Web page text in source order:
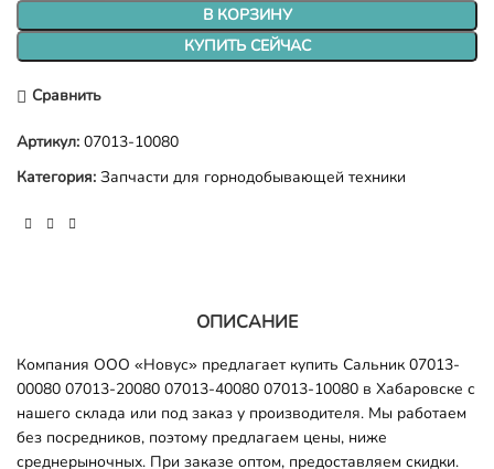
В КОРЗИНУ
КУПИТЬ СЕЙЧАС
Сравнить
Артикул: 07013-10080
Категория: Запчасти для горнодобывающей техники
ОПИСАНИЕ
Компания ООО «Новус» предлагает купить Сальник 07013-
00080 07013-20080 07013-40080 07013-10080 в Хабаровске с
нашего склада или под заказ у производителя. Мы работаем
без посредников, поэтому предлагаем цены, ниже
среднерыночных. При заказе оптом, предоставляем скидки.